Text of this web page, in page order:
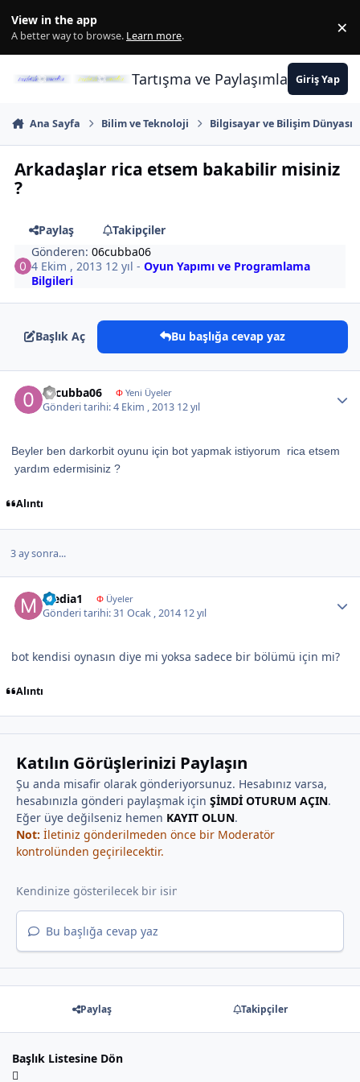
View in the app
A better way to browse. Learn more. ×
Tartışma ve PaylaşımlarınGiriş Yap
Ana Sayfa Bilim ve Teknoloji Bilgisayar ve Bilişim Dünyası
Arkadaşlar rica etsem bakabilir misiniz
?
Paylaş
Takipçiler
Gönderen:06cubba06
4 Ekim , 2013 12 yıl -Oyun Yapımı ve Programlama
Bilgileri
Başlık Aç Bu başlığa cevap yaz
06cubba06 ΦYeni Üyeler
Gönderi tarihi:4 Ekim , 2013 12 yıl
Beyler ben darkorbit oyunu için bot yapmak istiyorum rica etsem
yardım edermisiniz ?
Alıntı
3 ay sonra...
Media1 ΦÜyeler
Gönderi tarihi:31 Ocak , 2014 12 yıl
bot kendisi oynasın diye mi yoksa sadece bir bölümü için mi?
Alıntı
Katılın Görüşlerinizi Paylaşın
Şu anda misafir olarak gönderiyorsunuz. Hesabınız varsa,
hesabınızla gönderi paylaşmak için ŞİMDİ OTURUM AÇIN.
Eğer üye değilseniz hemen KAYIT OLUN.
Not: İletiniz gönderilmeden önce bir Moderatör
kontrolünden geçirilecektir.
Bu başlığa cevap yaz
Paylaş Takipçiler
Başlık Listesine Dön